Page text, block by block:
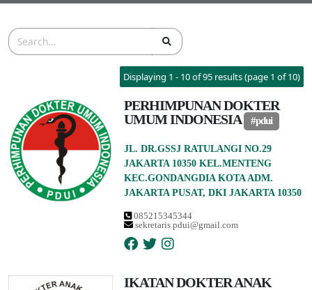
Displaying 1 - 10 of 95 results (page 1 of 10)
PERHIMPUNAN DOKTER
UMUM INDONESIA
#pdui
JL. DR.GSSJ RATULANGI NO.29
JAKARTA 10350 KEL.MENTENG
KEC.GONDANGDIA KOTA ADM.
JAKARTA PUSAT, DKI JAKARTA 10350
085215345344
sekretaris.pdui@gmail.com
IKATAN DOKTER ANAK